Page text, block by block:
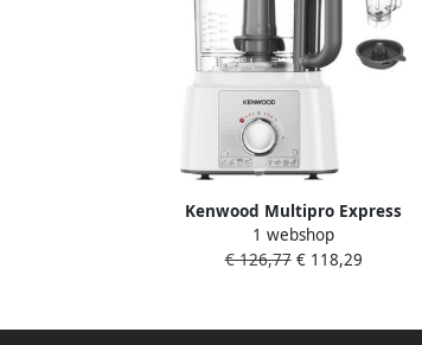
Kenwood Multipro Express
FDP65.450WH Foodprocessors Wit
Watt 3 Liter mengkom
1 webshop
€ 126,77€ 118,29